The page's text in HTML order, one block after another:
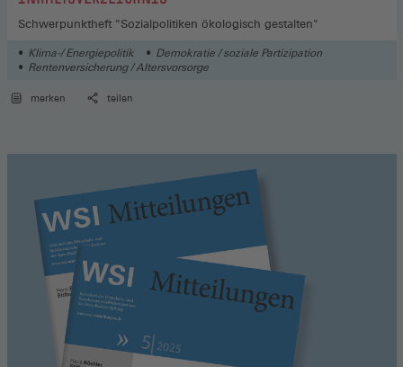
Schwerpunktheft "Sozialpolitiken ökologisch gestalten"
Klima-/ Energiepolitik
Demokratie / soziale Partizipation
Rentenversicherung / Altersvorsorge
merken teilen